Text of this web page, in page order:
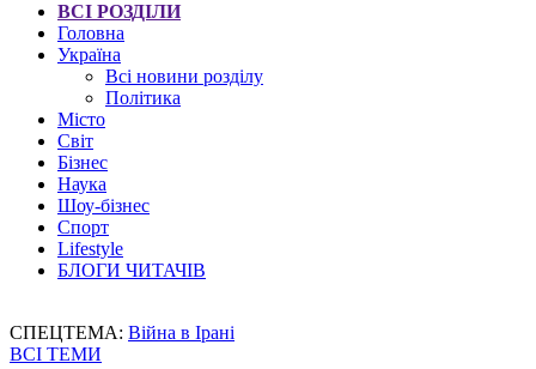
ВСІ РОЗДІЛИ
Головна
Україна
Всі новини розділу
Політика
Місто
Світ
Бізнес
Наука
Шоу-бізнес
Спорт
Lifestyle
БЛОГИ ЧИТАЧІВ
СПЕЦТЕМА: Війна в Ірані
ВСІ ТЕМИ